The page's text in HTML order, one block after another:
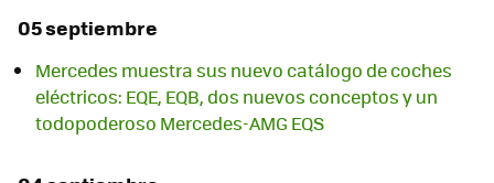
05 septiembre
Mercedes muestra sus nuevo catálogo de coches
eléctricos: EQE, EQB, dos nuevos conceptos y un
todopoderoso Mercedes-AMG EQS